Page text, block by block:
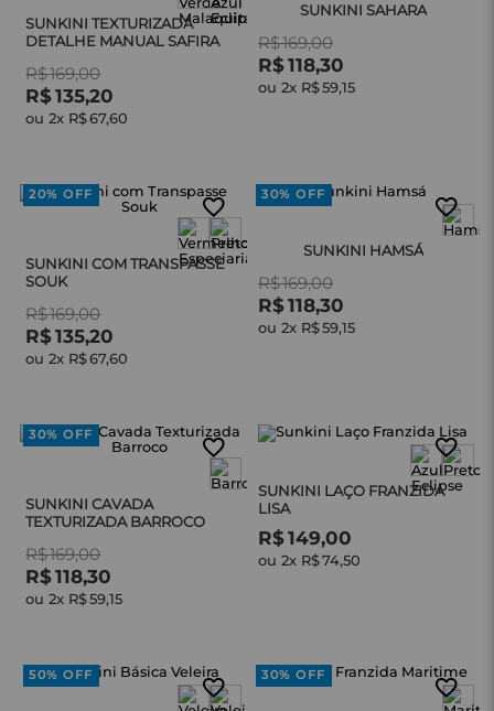
SUNKINI TEXTURIZADA
DETALHE MANUAL SAFIRA
R$169,00
R$135,20
ou 2x R$67,60
SUNKINI SAHARA
R$169,00
R$118,30
ou 2x R$59,15
20% OFF
SUNKINI COM TRANSPASSE
SOUK
R$169,00
R$135,20
ou 2x R$67,60
30% OFF
SUNKINI HAMSÁ
R$169,00
R$118,30
ou 2x R$59,15
30% OFF
SUNKINI CAVADA
TEXTURIZADA BARROCO
R$169,00
R$118,30
ou 2x R$59,15
SUNKINI LAÇO FRANZIDA
LISA
R$149,00
ou 2x R$74,50
50% OFF 30% OFF